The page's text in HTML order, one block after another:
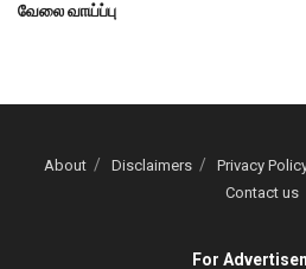
வேலை வாய்ப்பு
About Disclaimers Privacy
Contact us
For